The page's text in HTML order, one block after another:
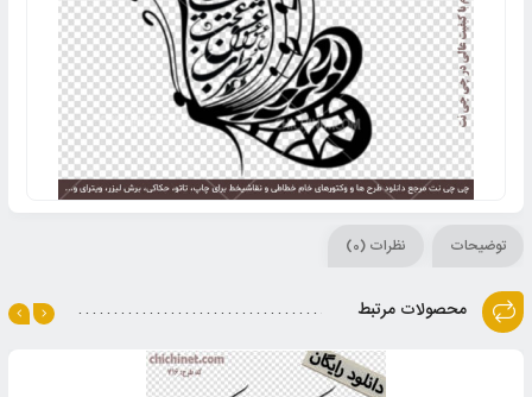
توضیحات نظرات (0)
محصولات مرتبط